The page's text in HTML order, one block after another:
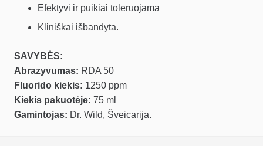
Efektyvi ir puikiai toleruojama
Kliniškai išbandyta.
SAVYBĖS:
Abrazyvumas: RDA 50
Fluorido kiekis: 1250 ppm
Kiekis pakuotėje: 75 ml
Gamintojas: Dr. Wild, Šveicarija.